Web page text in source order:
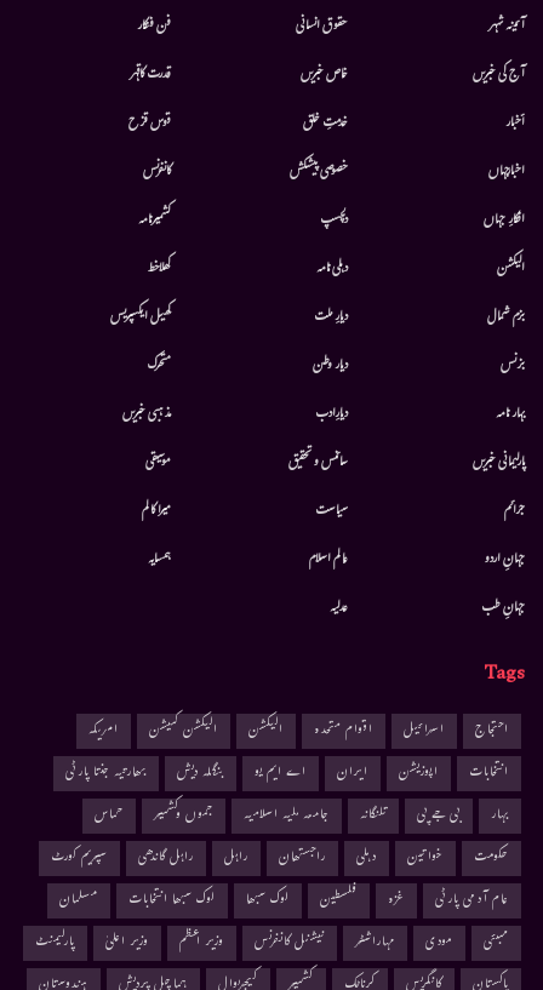
آئینہ شہر
آج کی خبریں
أخبار
اخبارجہاں
افکارِ جہاں
الیکشن
بزم شمال
بزنس
بہار نامہ
پارلیمانی خبریں
جرائم
جہانِ اردو
جہانِ طب
حقوق انسانی
خاص خبریں
خدمتِ خلق
خصوصی پیشکش
دلچسپ
دہلی نامہ
دیارِ ملت
دیار وطن
دیارِادب
سائنس و تحقیق
سیاست
عالم اسلام
عدلیہ
فن فنکار
قدرت کاقہر
قوس قزح
کانفرنس
کشمیرنامہ
کھلاخط
کھیل ایکسپریس
متحرك
مذہبی خبریں
موسيقى
میرا کالم
ہمسایہ
Tags
احتجاج اسرائیل اقوام متحدہ الیکشن الیکشن کمیشن
امریکہ
انتخابات
اپوزیشن ایران اے ایم یو بنگلہ دیش
بھارتیہ جنتا پارٹی
بہار
بی جے پی تلنگانہ جامعہ ملیہ اسلامیہ جموں وکشمیر
حماس
حکومت
خواتین دہلی راجستھان راہل راہل گاندھی
سپریم کورٹ
عام آدمی پارٹی
غزہ فلسطین لوک سبھا لوک سبھا انتخابات
مسلمان
ممبئی
مودی مہاراشٹر نیشنل کانفرنس وزیر اعظم وزیر اعلیٰ
پارلیمنٹ